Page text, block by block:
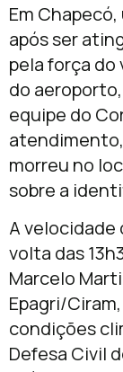
Em
após ser
pela força do
do
equipe do
morreu no
sobre a
A velocidade
volta das
Marcelo
Epagri/
condições
Defesa Civil